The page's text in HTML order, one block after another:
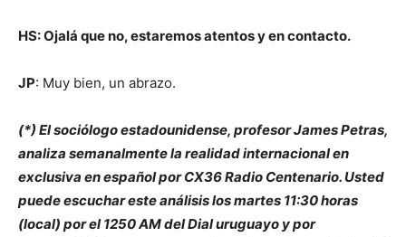
HS: Ojalá que no, estaremos atentos y en contacto.
JP: Muy bien, un abrazo.
(*) El sociólogo estadounidense, profesor James Petras,
analiza semanalmente la realidad internacional en
exclusiva en español por CX36 Radio Centenario. Usted
puede escuchar este análisis los martes 11:30 horas
(local) por el 1250 AM del Dial uruguayo y por